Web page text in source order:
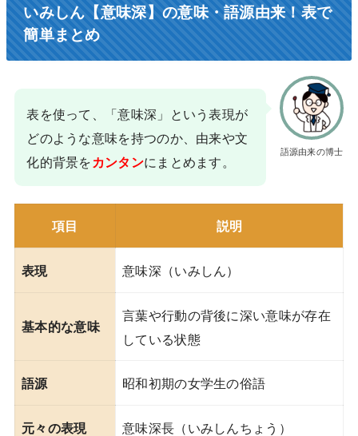
いみしん【意味深】の意味・語源由来！表で
簡単まとめ
語源由来の博士
表を使って、「意味深」という表現が
どのような意味を持つのか、由来や文
化的背景をカンタンにまとめます。
項目 説明
表現 意味深（いみしん）
基本的な意味
言葉や行動の背後に深い意味が存在
している状態
語源 昭和初期の女学生の俗語
元々の表現 意味深長（いみしんちょう）